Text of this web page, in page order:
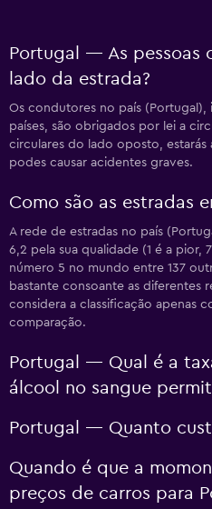
Portugal — As pessoas
lado da estrada?
Os condutores no país
países, são obrigados por lei a
circulares do lado oposto,
podes causar acidentes graves.
Como são as estradas
A rede de estradas no país
6,2 pela sua qualidade (1 é a pior,
número 5 no mundo entre 137
bastante consoante as diferentes
considera a classificação apenas
comparação.
Portugal — Qual é a
álcool no sangue
Portugal — Quanto
Quando é que a
preços de carros para